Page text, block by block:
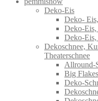
Deko-Eis
Deko-
Deko-Eis,
Deko-Eis,
Dekoschnee,
Theaterschnee
Allround-
Big
Deko-